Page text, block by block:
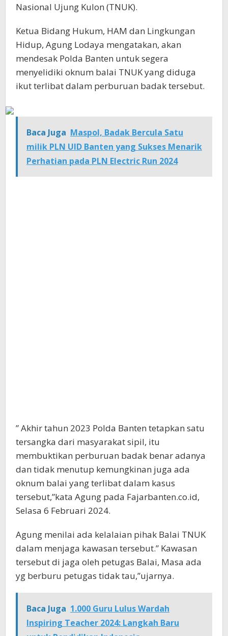
Nasional Ujung Kulon (TNUK).
Ketua Bidang Hukum, HAM dan Lingkungan
Hidup, Agung Lodaya mengatakan, akan
mendesak Polda Banten untuk segera
menyelidiki oknum balai TNUK yang diduga
ikut terlibat dalam perburuan badak tersebut.
Baca Juga Maspol, Badak Bercula Satu
milik PLN UID Banten yang Sukses Menarik
Perhatian pada PLN Electric Run 2024
” Akhir tahun 2023 Polda Banten tetapkan satu
tersangka dari masyarakat sipil, itu
membuktikan perburuan badak benar adanya
dan tidak menutup kemungkinan juga ada
oknum balai yang terlibat dalam kasus
tersebut,”kata Agung pada Fajarbanten.co.id,
Selasa 6 Februari 2024.
Agung menilai ada kelalaian pihak Balai TNUK
dalam menjaga kawasan tersebut.” Kawasan
tersebut di jaga oleh petugas Balai, Masa ada
yg berburu petugas tidak tau,”ujarnya.
Baca Juga 1.000 Guru Lulus Wardah
Inspiring Teacher 2024: Langkah Baru